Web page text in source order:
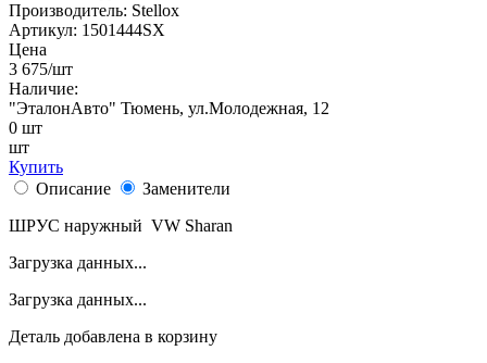
Производитель: Stellox
Артикул: 1501444SX
Цена
3 675/шт
Наличие:
"ЭталонАвто" Тюмень, ул.Молодежная, 12
0 шт
шт
Купить
Описание
Заменители
ШРУС наружный VW Sharan
Загрузка данных...
Загрузка данных...
Деталь добавлена в корзину